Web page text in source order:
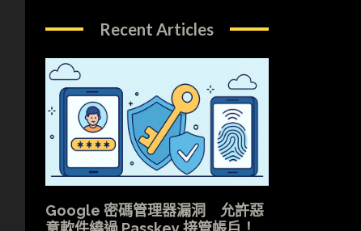
Recent Articles
Google 密碼管理器漏洞 允許惡